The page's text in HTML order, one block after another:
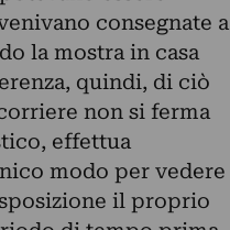
consegnate a
la mostra in casa
quindi, di ciò
non si ferma
effettua
modo per vedere
il proprio